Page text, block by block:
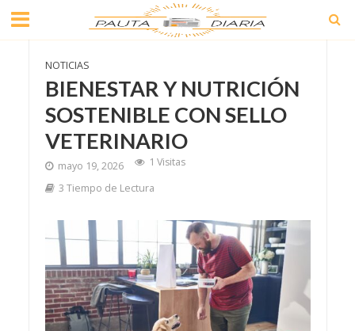
NOTICIAS
BIENESTAR Y NUTRICIÓN
SOSTENIBLE CON SELLO
VETERINARIO
mayo 19, 2026
1 Visitas
3 Tiempo de Lectura